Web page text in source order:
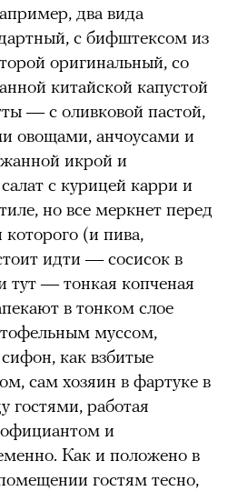
два вида
с бифштексом из
оригинальный, со
китайской капустой
— с оливковой пастой,
овощами, анчоусами и
икрой и
с курицей карри и
но все меркнет перед
(и пива,
идти — сосисок в
тут — тонкая копченая
в тонком слое
муссом,
как взбитые
сам хозяин в фартуке в
гостями, работая
и
Как и положено в
гостям тесно,